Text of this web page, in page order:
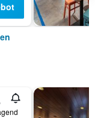
4